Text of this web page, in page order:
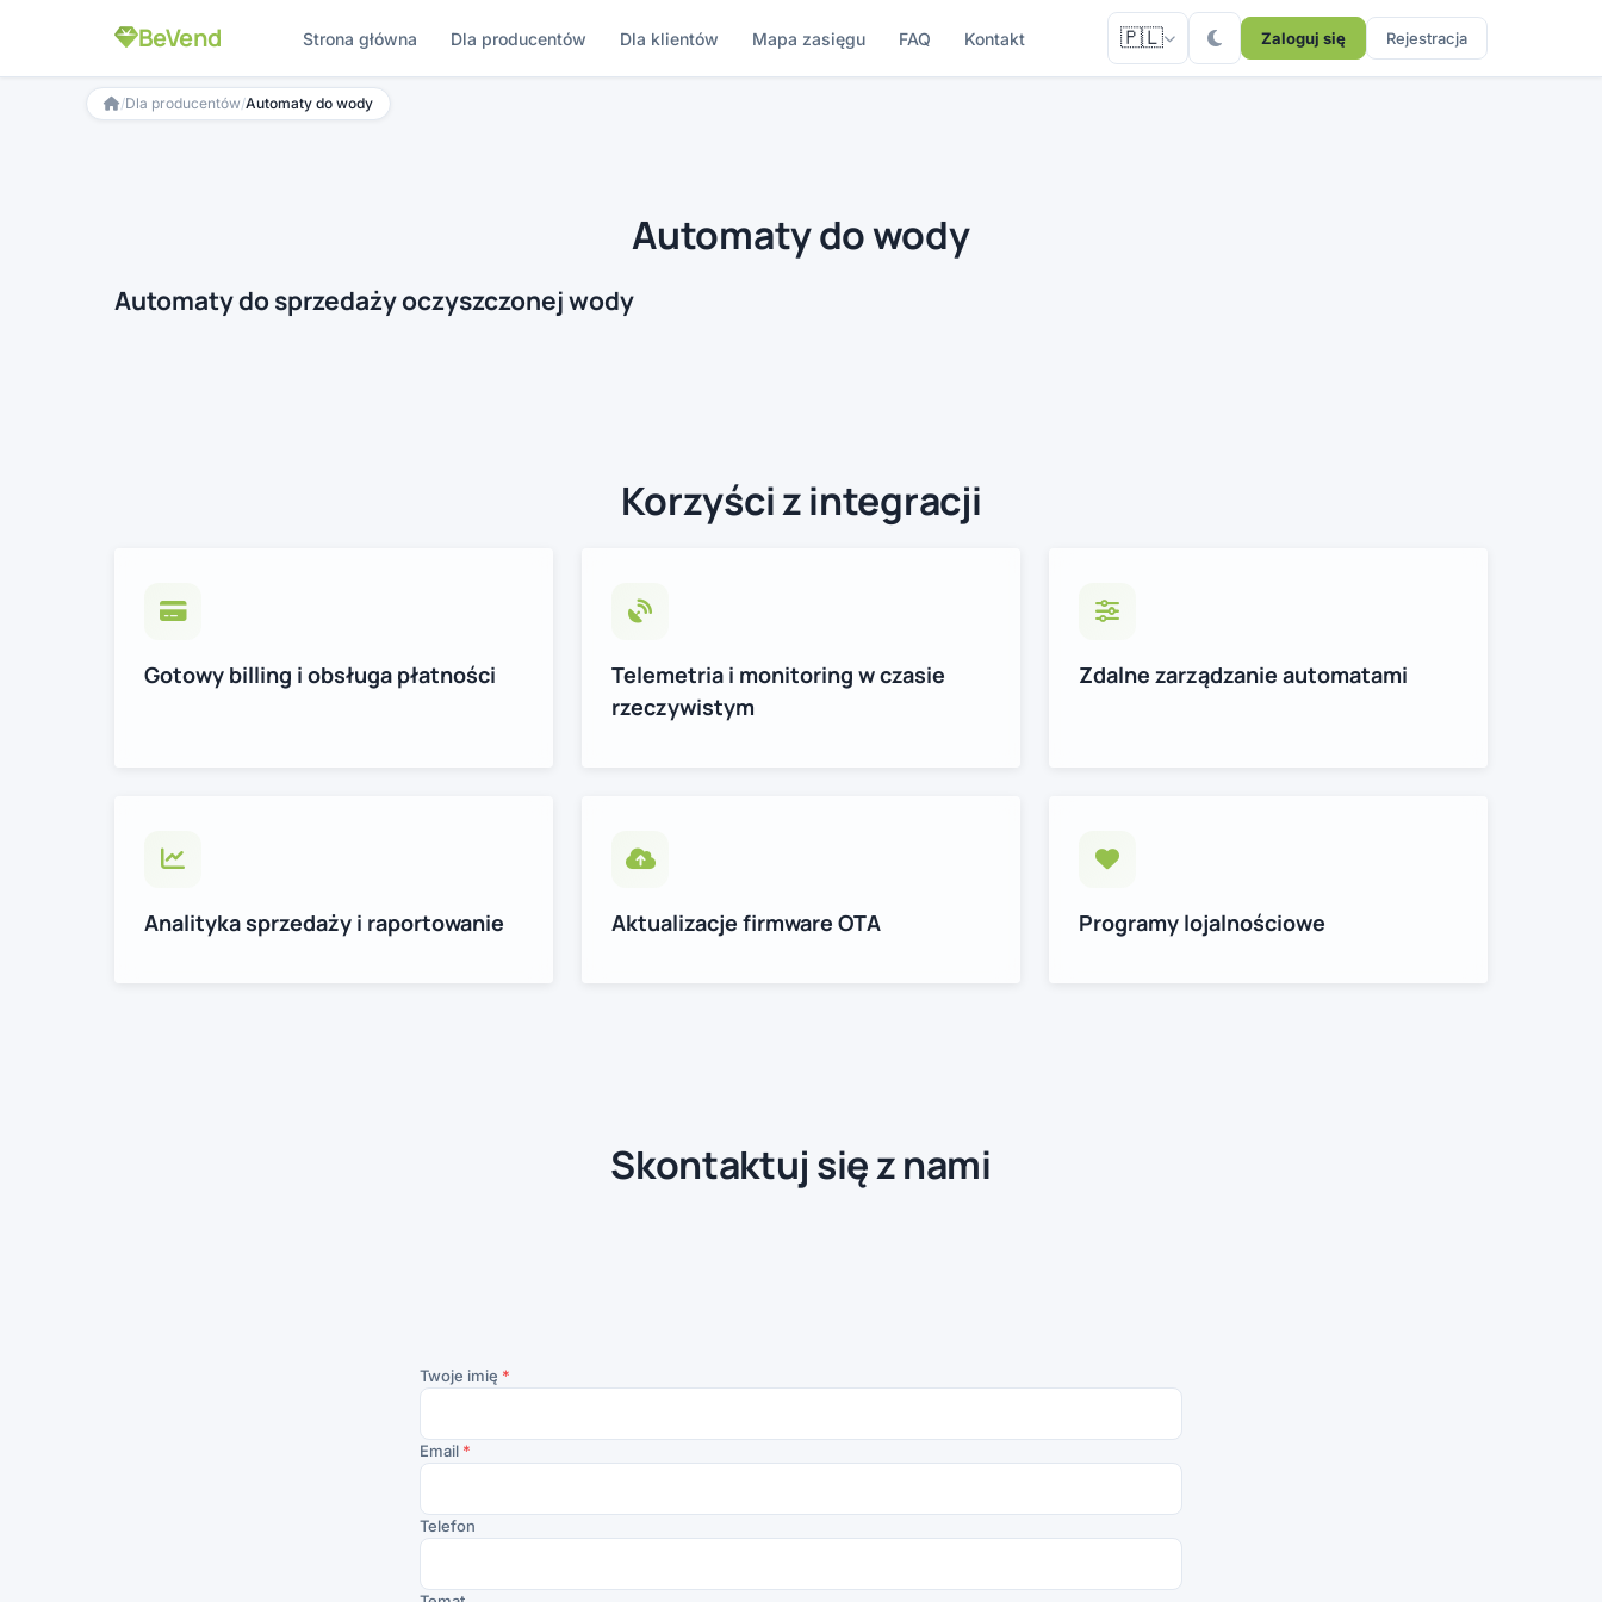
BeVend Strona główna Dla producentów Dla klientów Mapa zasięgu FAQ Kontakt 🇵🇱 Zaloguj się Rejestracja
/Dla producentów/Automaty do wody
Automaty do wody
Automaty do sprzedaży oczyszczonej wody
Korzyści z integracji
Gotowy billing i obsługa płatności
Telemetria i monitoring w czasie
rzeczywistym
Zdalne zarządzanie automatami
Analityka sprzedaży i raportowanie Aktualizacje firmware OTA Programy lojalnościowe
Skontaktuj się z nami
Twoje imię *
Email *
Telefon